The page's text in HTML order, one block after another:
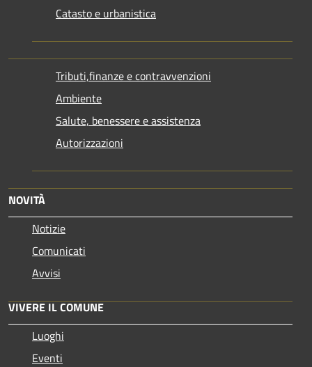
Catasto e urbanistica
Tributi,finanze e contravvenzioni
Ambiente
Salute, benessere e assistenza
Autorizzazioni
NOVITÀ
Notizie
Comunicati
Avvisi
VIVERE IL COMUNE
Luoghi
Eventi